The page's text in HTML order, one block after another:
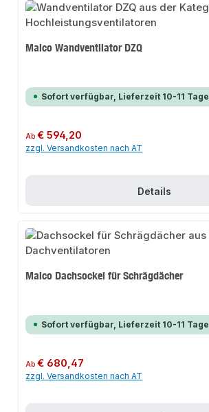
Maico Wandventilator DZQ
Sofort verfügbar, Lieferzeit 10-11 Tage
Regulärer Preis:
Ab€ 594,20
zzgl. Versandkosten nach AT
Details
Maico Dachsockel für Schrägdächer
Sofort verfügbar, Lieferzeit 10-11 Tage
Regulärer Preis:
Ab€ 680,47
zzgl. Versandkosten nach AT